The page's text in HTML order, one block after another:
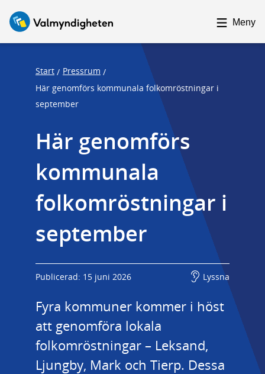
Meny
Start / Pressrum /
Här genomförs kommunala folkomröstningar i
september
Här genomförs
kommunala
folkomröstningar i
september
Publicerad: 15 juni 2026 Lyssna
Fyra kommuner kommer i höst
att genomföra lokala
folkomröstningar – Leksand,
Ljungby, Mark och Tierp. Dessa
c
c